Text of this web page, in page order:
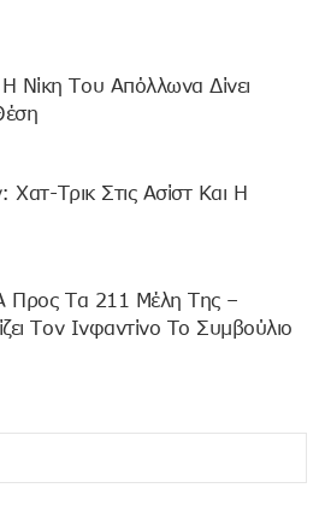
Του Απόλλωνα Δίνει
Χατ-Τρικ Στις Ασίστ Και Η
Προς Τα 211 Μέλη Της –
Τον Ινφαντίνο Το Συμβούλιο